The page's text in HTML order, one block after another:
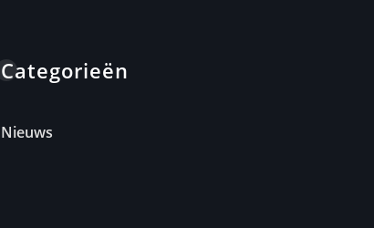
Categorieën
Nieuws